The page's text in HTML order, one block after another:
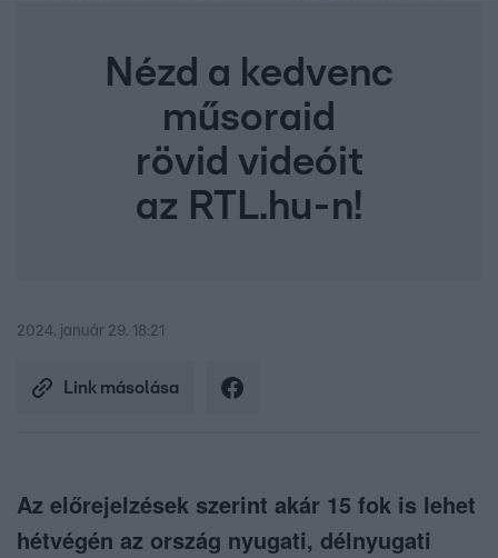
Nézd a kedvenc
műsoraid
rövid videóit
az RTL.hu-n!
2024. január 29. 18:21
Link másolása
Az előrejelzések szerint akár 15 fok is lehet
hétvégén az ország nyugati, délnyugati